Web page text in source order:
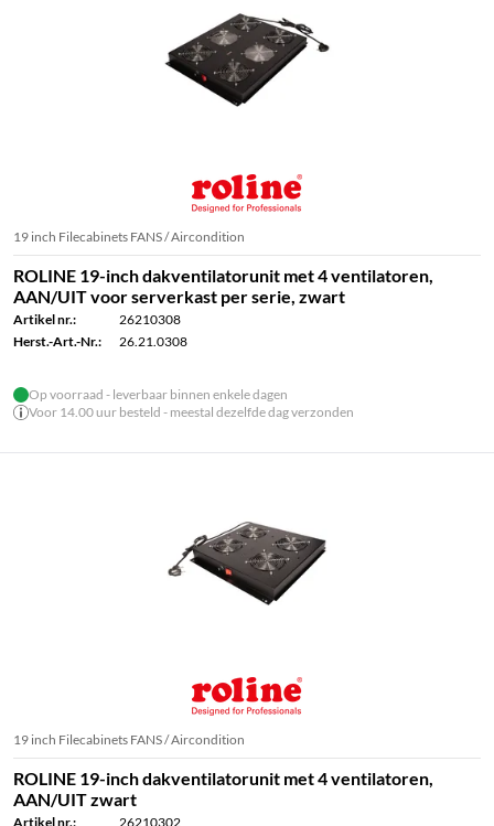
19 inch Filecabinets FANS / Aircondition
ROLINE 19-inch dakventilatorunit met 4 ventilatoren,
AAN/UIT voor serverkast per serie, zwart
Artikel nr.:
26210308
Herst.-Art.-Nr.:
26.21.0308
Op voorraad - leverbaar binnen enkele dagen
Voor 14.00 uur besteld - meestal dezelfde dag verzonden
19 inch Filecabinets FANS / Aircondition
ROLINE 19-inch dakventilatorunit met 4 ventilatoren,
AAN/UIT zwart
Artikel nr.:
26210302